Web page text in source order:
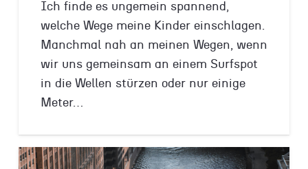
Ich finde es ungemein spannend,
welche Wege meine Kinder einschlagen.
Manchmal nah an meinen Wegen, wenn
wir uns gemeinsam an einem Surfspot
in die Wellen stürzen oder nur einige
Meter…